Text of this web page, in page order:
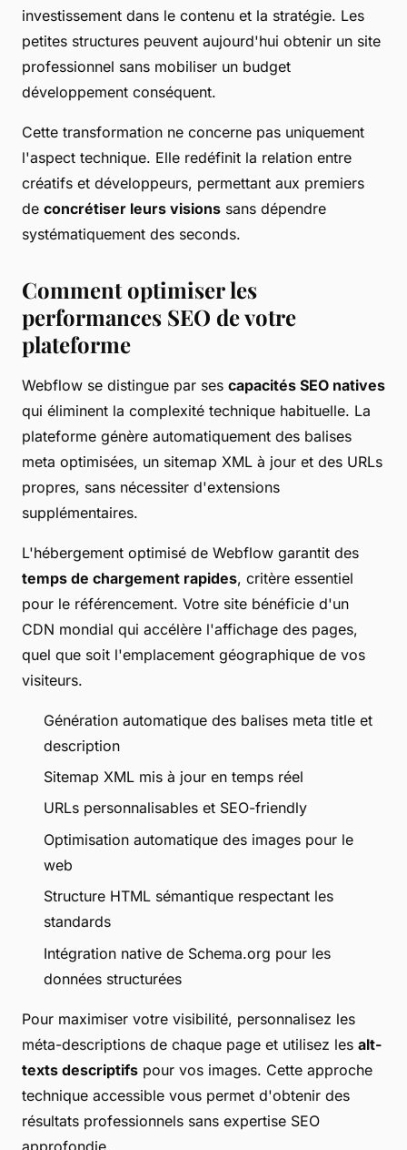
investissement dans le contenu et la stratégie. Les
petites structures peuvent aujourd'hui obtenir un site
professionnel sans mobiliser un budget
développement conséquent.
Cette transformation ne concerne pas uniquement
l'aspect technique. Elle redéfinit la relation entre
créatifs et développeurs, permettant aux premiers
de concrétiser leurs visions sans dépendre
systématiquement des seconds.
Comment optimiser les
performances SEO de votre
plateforme
Webflow se distingue par ses capacités SEO natives
qui éliminent la complexité technique habituelle. La
plateforme génère automatiquement des balises
meta optimisées, un sitemap XML à jour et des URLs
propres, sans nécessiter d'extensions
supplémentaires.
L'hébergement optimisé de Webflow garantit des
temps de chargement rapides, critère essentiel
pour le référencement. Votre site bénéficie d'un
CDN mondial qui accélère l'affichage des pages,
quel que soit l'emplacement géographique de vos
visiteurs.
Génération automatique des balises meta title et
description
Sitemap XML mis à jour en temps réel
URLs personnalisables et SEO-friendly
Optimisation automatique des images pour le
web
Structure HTML sémantique respectant les
standards
Intégration native de Schema.org pour les
données structurées
Pour maximiser votre visibilité, personnalisez les
méta-descriptions de chaque page et utilisez les alt-
texts descriptifs pour vos images. Cette approche
technique accessible vous permet d'obtenir des
résultats professionnels sans expertise SEO
approfondie.